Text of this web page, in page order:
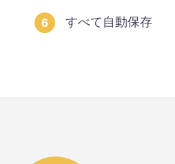
すべて自動保存